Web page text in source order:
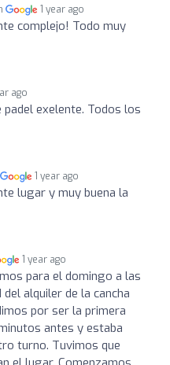
1 year ago
complejo! Todo muy
ago
padel exelente. Todos los
1 year ago
lugar y muy buena la
1 year ago
para el domingo a las
alquiler de la cancha
por ser la primera
antes y estaba
turno. Tuvimos que